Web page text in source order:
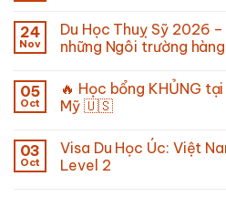
24
Nov
Du Học Thuỵ Sỹ 2026
những Ngôi trường
05
Oct
🔥 Học bổng KHỦNG
Mỹ 🇺🇸
03
Oct
Visa Du Học Úc: Việt
Level 2